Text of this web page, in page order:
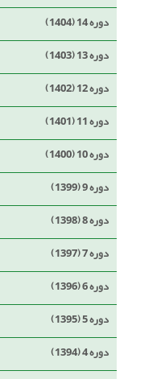
دوره 14 (1404)
دوره 13 (1403)
دوره 12 (1402)
دوره 11 (1401)
دوره 10 (1400)
دوره 9 (1399)
دوره 8 (1398)
دوره 7 (1397)
دوره 6 (1396)
دوره 5 (1395)
دوره 4 (1394)